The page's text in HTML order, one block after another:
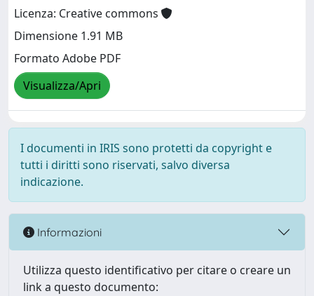
Licenza: Creative commons
Dimensione 1.91 MB
Formato Adobe PDF
Visualizza/Apri
I documenti in IRIS sono protetti da copyright e
tutti i diritti sono riservati, salvo diversa
indicazione.
Informazioni
Utilizza questo identificativo per citare o creare un
link a questo documento: